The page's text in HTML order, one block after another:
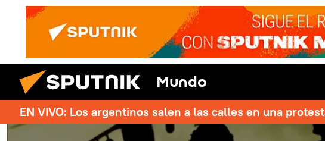
Mundo
EN VIVO: Los argentinos salen a las calles en una